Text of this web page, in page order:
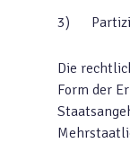
3)
Die
Form der